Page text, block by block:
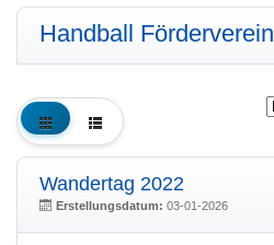
Handball Förderverein
Wandertag 2022
Erstellungsdatum: 03-01-2026